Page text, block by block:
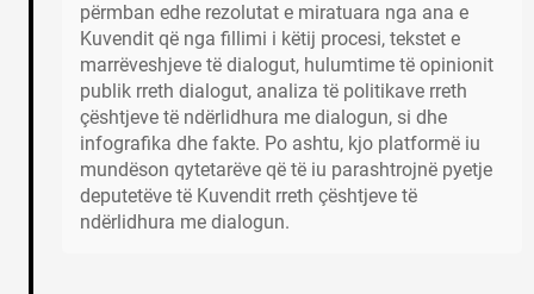
përmban edhe rezolutat e miratuara nga ana e
Kuvendit që nga fillimi i këtij procesi, tekstet e
marrëveshjeve të dialogut, hulumtime të opinionit
publik rreth dialogut, analiza të politikave rreth
çështjeve të ndërlidhura me dialogun, si dhe
infografika dhe fakte. Po ashtu, kjo platformë iu
mundëson qytetarëve që të iu parashtrojnë pyetje
deputetëve të Kuvendit rreth çështjeve të
ndërlidhura me dialogun.